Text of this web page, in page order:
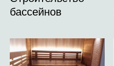
бассейнов